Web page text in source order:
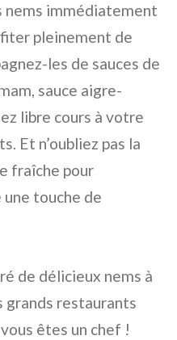
nems immédiatement
pleinement de
les de sauces de
sauce aigre-
libre cours à votre
Et n’oubliez pas la
fraîche pour
une touche de
de délicieux nems à
grands restaurants
êtes un chef !